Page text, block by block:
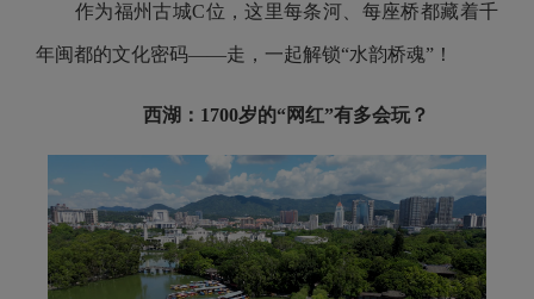
作为福州古城C位，这里每条河、每座桥都藏着千
年闽都的文化密码——走，一起解锁“水韵桥魂”！
西湖 ： 1700岁的“网红”有多会玩？